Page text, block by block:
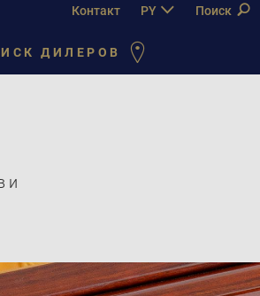
Контакт PY EN FR
Поиск
ДИЛЕРОВ
и